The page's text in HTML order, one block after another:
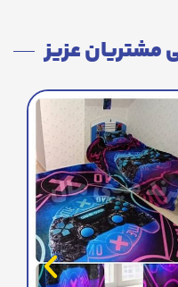
مشتریان عزیز